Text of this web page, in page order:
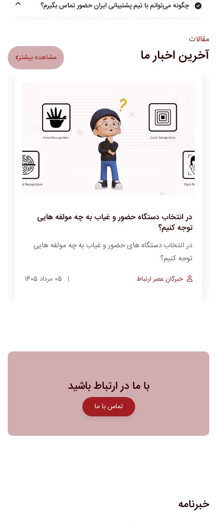
چگونه می‌توانم با تیم پشتیبانی ایران حضور تماس بگیرم؟
مقالات
آخرین اخبار ما مشاهده بیشتر
آشنایی با انواع تکنولوژی های دستگاه های حضور و
غیاب
آشنایی با انواع تکنولوژی های دستگاه های حضور و غیاب
خبرگان عصر ارتباط
با ما در ارتباط باشید
تماس با ما
خبرنامه